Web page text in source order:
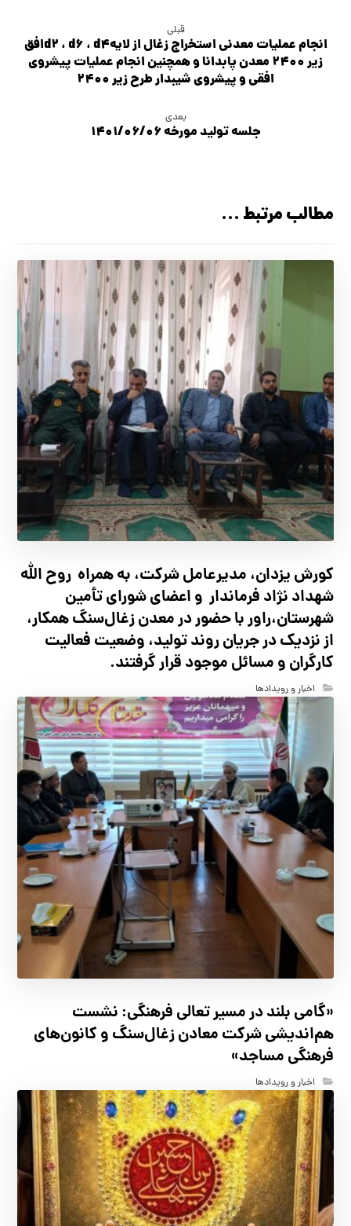
قبلی
انجام عملیات معدنی استخراج زغال از لایهd2 ، d6 ، d4افق
زیر 2400 معدن پابدانا و همچنین انجام عملیات پیشروی
افقی و پیشروی شیبدار طرح زیر 2400
بعدی
جلسه تولید مورخه ۱۴۰۱/۰۶/۰۶
مطالب مرتبط ...
کورش یزدان، مدیرعامل شرکت، به همراه روح الله
شهداد نژاد فرماندار و اعضای شورای تأ‌مین
شهرستان،راور با حضور در معدن زغال‌سنگ همکار،
از نزدیک در جریان روند تولید، وضعیت فعالیت
کارگران و مسائل موجود قرار گرفتند.
اخبار و رویدادها
«گامی بلند در مسیر تعالی فرهنگی: نشست
هم‌اندیشی شرکت معادن زغال‌سنگ و کانون‌های
فرهنگی مساجد»
اخبار و رویدادها